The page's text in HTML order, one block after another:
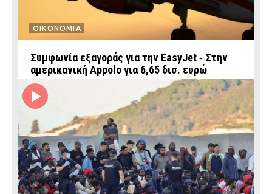
ΟΙΚΟΝΟΜΙΑ
Συμφωνία εξαγοράς για την EasyJet ‑ Στην
αμερικανική Appolo για 6,65 δισ. ευρώ